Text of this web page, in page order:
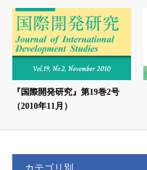
『国際開発研究』第19巻2号
（2010年11月）